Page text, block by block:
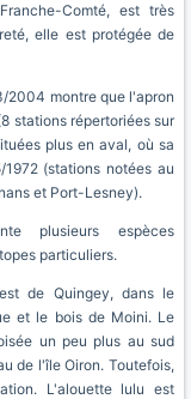
Comté, est très
elle est protégée de
2004 montre que l'apron
stations répertoriées sur
plus en aval, où sa
(stations notées au
et Port-Lesney).
plusieurs espèces
particuliers.
de Quingey, dans le
et le bois de Moini. Le
un peu plus au sud
de l'île Oiron. Toutefois,
L'alouette lulu est